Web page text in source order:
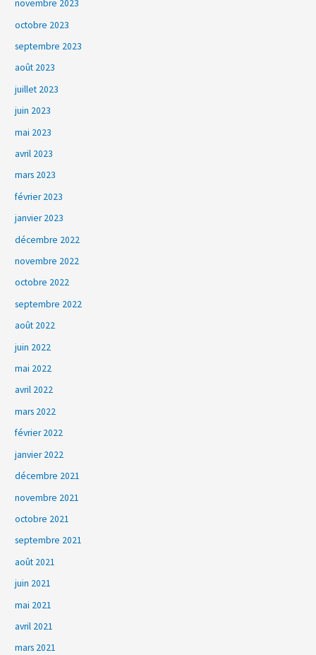
novembre 2023
octobre 2023
septembre 2023
août 2023
juillet 2023
juin 2023
mai 2023
avril 2023
mars 2023
février 2023
janvier 2023
décembre 2022
novembre 2022
octobre 2022
septembre 2022
août 2022
juin 2022
mai 2022
avril 2022
mars 2022
février 2022
janvier 2022
décembre 2021
novembre 2021
octobre 2021
septembre 2021
août 2021
juin 2021
mai 2021
avril 2021
mars 2021